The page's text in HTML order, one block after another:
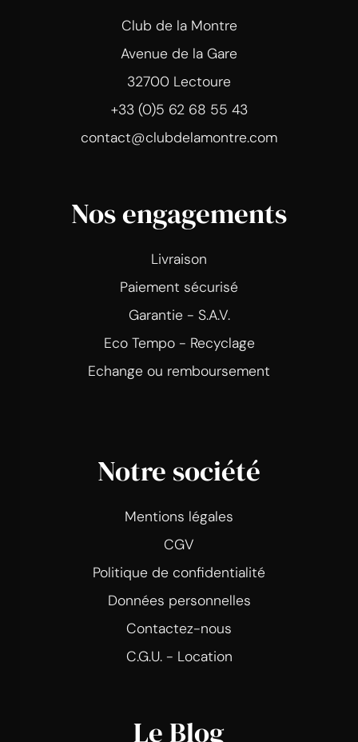
Club de la Montre
Avenue de la Gare
32700 Lectoure
+33 (0)5 62 68 55 43
contact@clubdelamontre.com
Nos engagements
Livraison
Paiement sécurisé
Garantie - S.A.V.
Eco Tempo - Recyclage
Echange ou remboursement
Notre société
Mentions légales
CGV
Politique de confidentialité
Données personnelles
Contactez-nous
C.G.U. - Location
Le Blog